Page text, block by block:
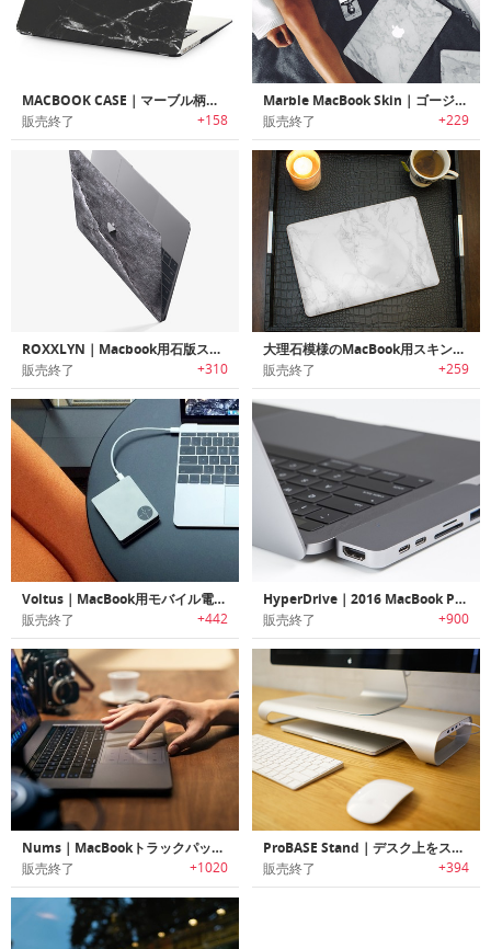
MACBOOK CASE｜マーブル柄MacBookケース
販売終了 +158
Marble MacBook Skin｜ゴージャスな大理石模様のMacBookスキンシール
販売終了 +229
ROXXLYN｜Macbook用石版スキン「ロクスリン」
販売終了 +310
大理石模様のMacBook用スキンシール
販売終了 +259
Voltus｜MacBook用モバイル電源＋拡張デバイス「ボルタス」
販売終了 +442
HyperDrive｜2016 MacBook Pro用ハイスピードアダプター「ハイパードライブ」
販売終了 +900
Nums｜MacBookトラックパッドをナンバーキーボードに変身させる厚さ1mmの超薄型ガラスフィルム「ナム」
販売終了 +1020
ProBASE Stand｜デスク上をスッキリと整頓するUSB-C /USBハブ内蔵アルミニウム製スタンド「プロベース」
販売終了 +394